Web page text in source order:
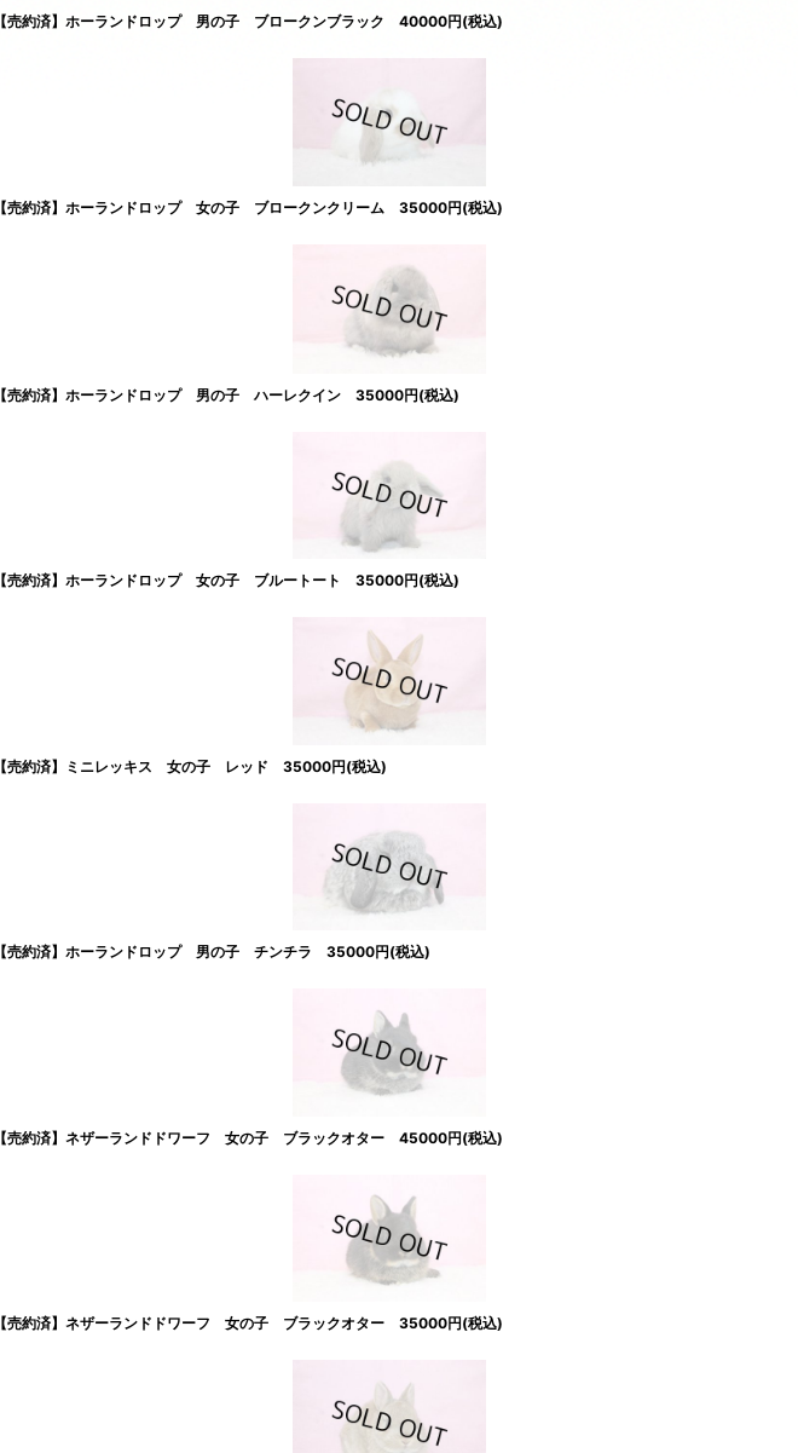
【売約済】ホーランドロップ 男の子 ブロークンブラック 40000円(税込)
【売約済】ホーランドロップ 女の子 ブロークンクリーム 35000円(税込)
【売約済】ホーランドロップ 男の子 ハーレクイン 35000円(税込)
【売約済】ホーランドロップ 女の子 ブルートート 35000円(税込)
【売約済】ミニレッキス 女の子 レッド 35000円(税込)
【売約済】ホーランドロップ 男の子 チンチラ 35000円(税込)
【売約済】ネザーランドドワーフ 女の子 ブラックオター 45000円(税込)
【売約済】ネザーランドドワーフ 女の子 ブラックオター 35000円(税込)